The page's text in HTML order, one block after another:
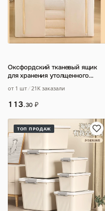
Оксфордский тканевый ящик
для хранения утолщенного
одеяла …
от 1 шт 21K заказали
113.30 ₽
ТОП ПРОДАЖ